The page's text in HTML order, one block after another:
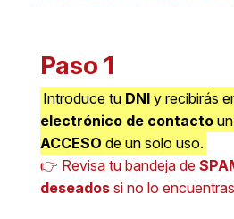
Paso 1
Introduce tu DNI y recibirás
electrónico de contacto un
ACCESO de un solo uso.
👉 Revisa tu bandeja de
deseados si no lo